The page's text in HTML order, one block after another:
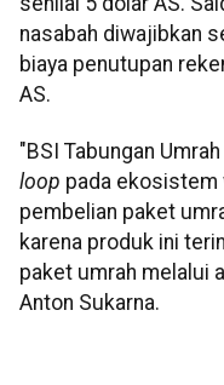
nasabah diwajibkan
biaya penutupan
AS.
"BSI Tabungan
loop pada ekosistem
pembelian paket
karena produk ini
paket umrah melalui
Anton Sukarna.